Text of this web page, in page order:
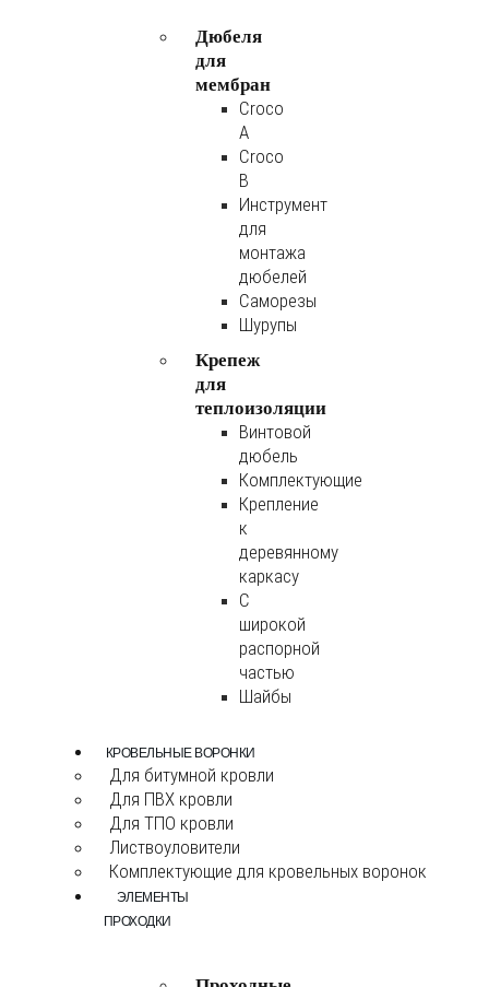
Дюбеля
для
мембран
Croco
A
Croco
B
Инструмент
для
монтажа
дюбелей
Саморезы
Шурупы
Крепеж
для
теплоизоляции
Винтовой
дюбель
Комплектующие
Крепление
к
деревянному
каркасу
С
широкой
распорной
частью
Шайбы
КРОВЕЛЬНЫЕ ВОРОНКИ
Для битумной кровли
Для ПВХ кровли
Для ТПО кровли
Листвоуловители
Комплектующие для кровельных воронок
ЭЛЕМЕНТЫ
ПРОХОДКИ